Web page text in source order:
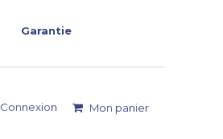
Garantie
Mon panier
Connexion